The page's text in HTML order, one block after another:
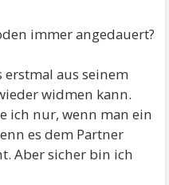
immer angedauert?
aus seinem
widmen kann.
ich nur, wenn man ein
es dem Partner
Aber sicher bin ich